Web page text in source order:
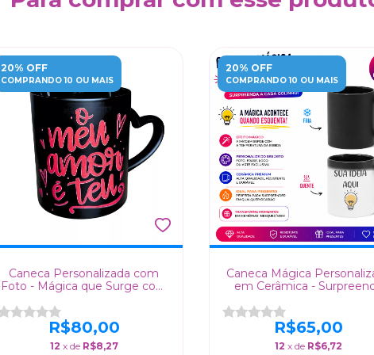
20% OFF
COMPRANDO 10 OU MAIS
Caneca Personalizada com
Foto - Mágica que Surge com
R$80,00
12 x de R$8,27
20% OFF
COMPRANDO 10 OU MAIS
Caneca Mágica
em Cerâmica -
Escondidas
R$65,00
12 x de R$6,72